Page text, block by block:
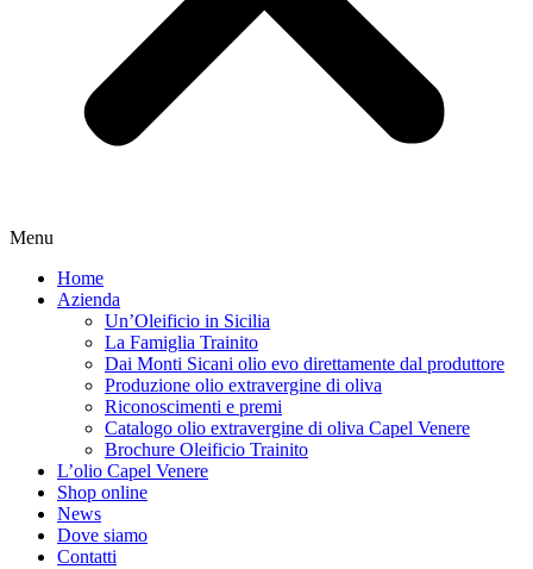
Menu
Home
Azienda
Un’Oleificio in Sicilia
La Famiglia Trainito
Dai Monti Sicani olio evo direttamente dal produttore
Produzione olio extravergine di oliva
Riconoscimenti e premi
Catalogo olio extravergine di oliva Capel Venere
Brochure Oleificio Trainito
L’olio Capel Venere
Shop online
News
Dove siamo
Contatti